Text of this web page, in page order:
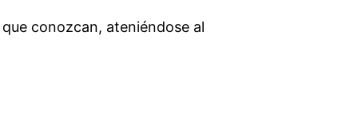
conozcan, ateniéndose al